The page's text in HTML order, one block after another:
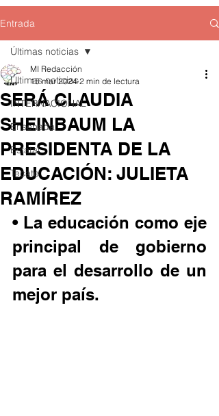
Entrada
Últimas noticias
INTERNACIONAL
Ensenada
Estatal
Tecate
Últimas noticias
SERÁ CLAUDIA
SHEINBAUM LA
PRESIDENTA DE LA
EDUCACIÓN: JULIETA
RAMÍREZ
MI Redacción
15 mar 2024 2 min de lectura
• La educación como eje
principal de gobierno
para el desarrollo de un
mejor país.